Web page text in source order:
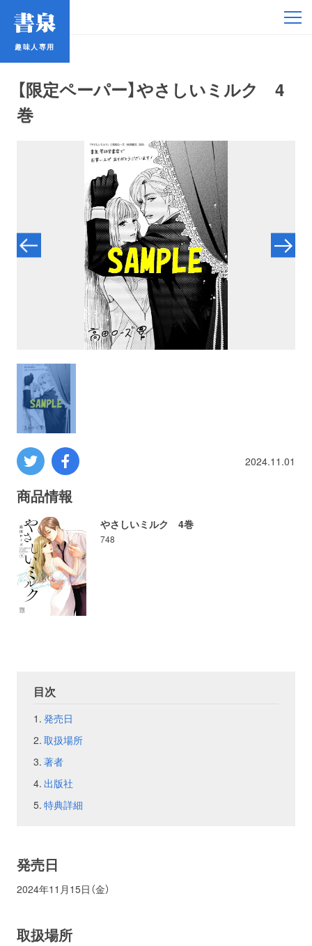
趣味人専用
【限定ペーパー】やさしいミルク 4
巻
2024.11.01
商品情報
やさしいミルク 4巻
748
目次
発売日
取扱場所
著者
出版社
特典詳細
発売日
2024年11月15日（金）
取扱場所
趣味人専用
アイドル
鉄道・バス
コミック・ラノベ
プロレス
数学
コンピューター
ミリタリー
その他
イベント
フェア
会社概要